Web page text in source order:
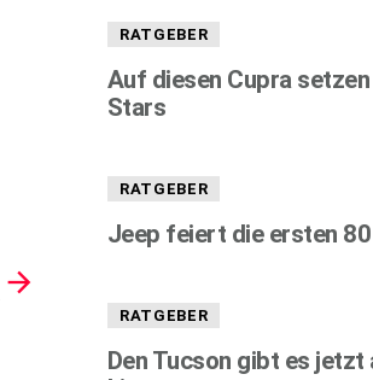
RATGEBER
Auf diesen Cupra
Stars
RATGEBER
Jeep feiert die ersten
RATGEBER
Den Tucson gibt es jetzt